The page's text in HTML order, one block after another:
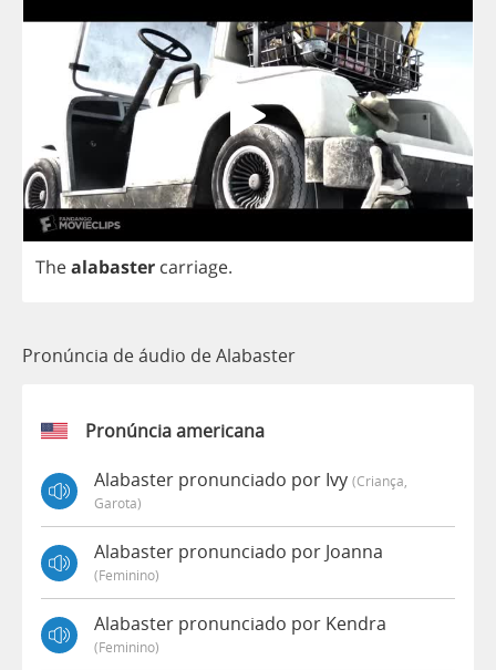
Thealabaster carriage.
Pronúncia de áudio de Alabaster
Pronúncia americana
Alabaster pronunciado por Ivy (criança,
Garota)
Alabaster pronunciado por Joanna
(feminino)
Alabaster pronunciado por Kendra
(feminino)